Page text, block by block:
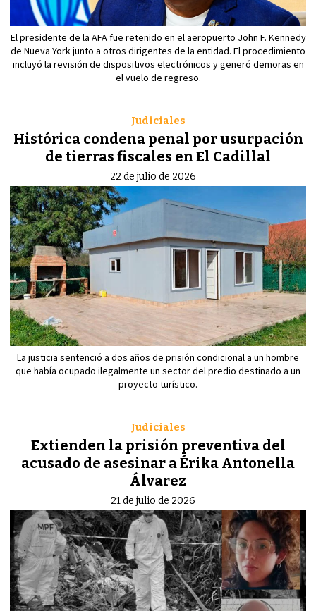
El presidente de la AFA fue retenido en el aeropuerto John F. Kennedy
de Nueva York junto a otros dirigentes de la entidad. El procedimiento
incluyó la revisión de dispositivos electrónicos y generó demoras en
el vuelo de regreso.
Histórica condena penal por usurpación
de tierras fiscales en El Cadillal
Judiciales
22 de julio de 2026
La justicia sentenció a dos años de prisión condicional a un hombre
que había ocupado ilegalmente un sector del predio destinado a un
proyecto turístico.
Extienden la prisión preventiva del
acusado de asesinar a Érika Antonella
Álvarez
Judiciales
21 de julio de 2026